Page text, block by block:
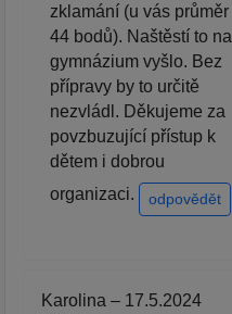
zklamání (u vás průměr
44 bodů). Naštěstí to na
gymnázium vyšlo. Bez
přípravy by to určitě
nezvládl. Děkujeme za
povzbuzující přístup k
dětem i dobrou
organizaci.
odpovědět
Karolina – 17.5.2024